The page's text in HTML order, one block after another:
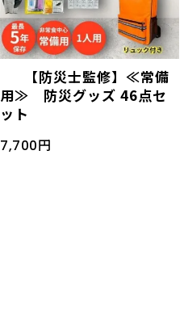
【防災士監修】≪常備
用≫ 防災グッズ 46点セ
ット
7,700円